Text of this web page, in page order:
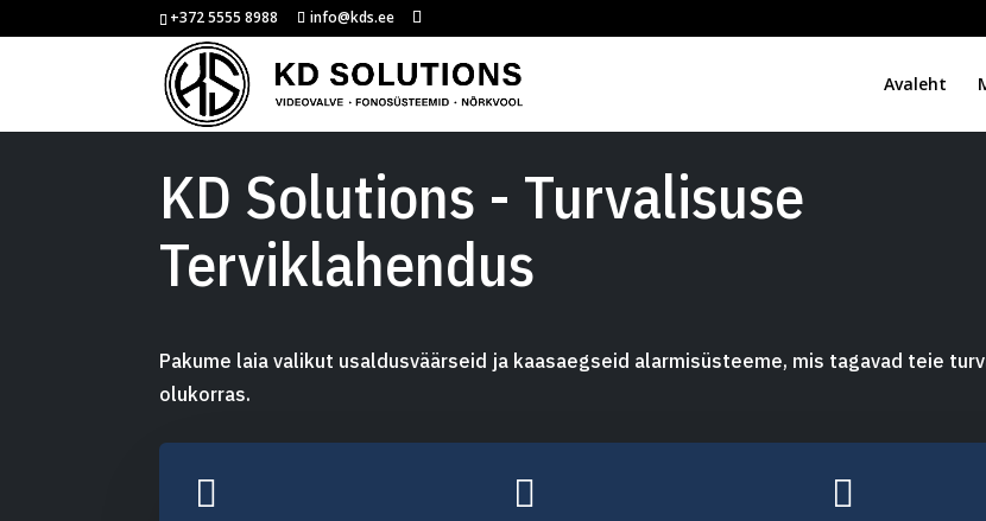
+372 5555 8988 info@kds.ee
Avaleht
KD Solutions - Turvalisuse
Terviklahendus
Pakume laia valikut usaldusväärseid ja kaasaegseid alarmisüsteeme, mis tagavad teie
olukorras.
  